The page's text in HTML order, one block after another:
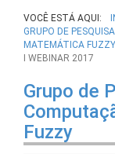
VOCÊ ESTÁ AQUI:
GRUPO DE
MATEMÁTICA FUZZY
I WEBINAR 2017
Grupo de
Fuzzy